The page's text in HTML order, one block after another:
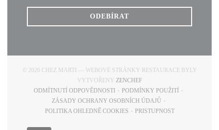
ODEBÍRAT
© 2026 CHEZ MARTI — WEBOVÉ STRÁNKY RESTAURACE BYLY
VYTVOŘENY ZENCHEF((OTEVŘE SE V NOVÉM
ODMÍTNUTÍ ODPOVĚDNOSTI
((OTEVŘE SE V NOVÉM OKNĚ))
PODMÍNKY POUŽITÍ
((OTEVŘE SE V
ZÁSADY OCHRANY OSOBNÍCH ÚDAJŮ
POLITIKA OHLEDNĚ COOKIES
PRISTUPNOST